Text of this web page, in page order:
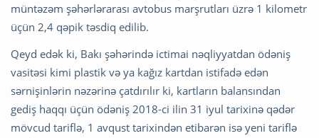
müntəzəm şəhərlərarası avtobus marşrutları üzrə 1 kilometr
üçün 2,4 qəpik təsdiq edilib.
Qeyd edək ki, Bakı şəhərində ictimai nəqliyyatdan ödəniş
vasitəsi kimi plastik və ya kağız kartdan istifadə edən
sərnişinlərin nəzərinə çatdırılır ki, kartların balansından
gediş haqqı üçün ödəniş 2018-ci ilin 31 iyul tarixinə qədər
mövcud tariflə, 1 avqust tarixindən etibarən isə yeni tariflə